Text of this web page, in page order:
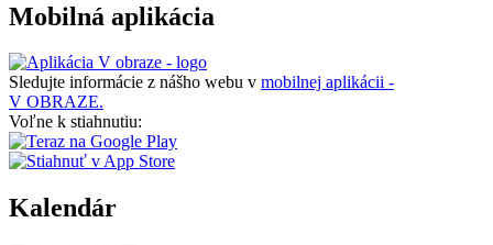
Mobilná aplikácia
Sledujte informácie z nášho webu v mobilnej aplikácii -
V OBRAZE.
Voľne k stiahnutiu:
Kalendár